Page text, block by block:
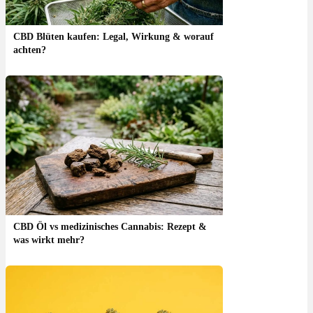
CBD Blüten kaufen: Legal, Wirkung & worauf
achten?
CBD Öl vs medizinisches Cannabis: Rezept &
was wirkt mehr?